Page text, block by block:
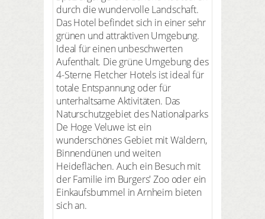
durch die wundervolle Landschaft.
Das Hotel befindet sich in einer sehr
grünen und attraktiven Umgebung.
Ideal für einen unbeschwerten
Aufenthalt. Die grüne Umgebung des
4-Sterne Fletcher Hotels ist ideal für
totale Entspannung oder für
unterhaltsame Aktivitäten. Das
Naturschutzgebiet des Nationalparks
De Hoge Veluwe ist ein
wunderschönes Gebiet mit Wäldern,
Binnendünen und weiten
Heideflächen. Auch ein Besuch mit
der Familie im Burgers' Zoo oder ein
Einkaufsbummel in Arnheim bieten
sich an.